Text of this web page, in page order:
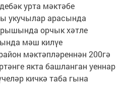
урта мәктәбе
укучылар арасында
орчык хәтле
мәш килүе
мәктәпләреннән 200гә
якта башланган уеннар
кичкә таба гына